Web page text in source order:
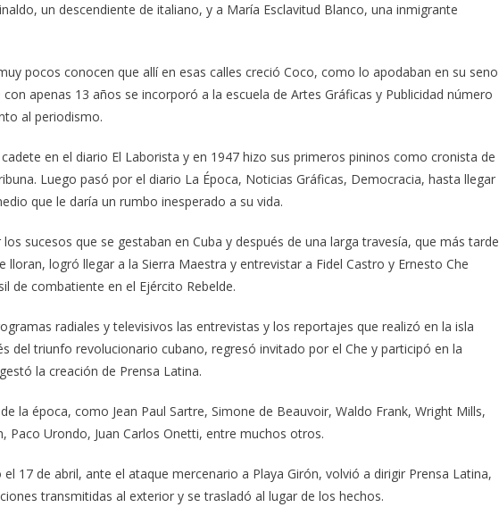
un descendiente de italiano, y a María Esclavitud Blanco, una inmigrante
pocos conocen que allí en esas calles creció Coco, como lo apodaban en su seno
apenas 13 años se incorporó a la escuela de Artes Gráficas y Publicidad número
al periodismo.
en el diario El Laborista y en 1947 hizo sus primeros pininos como cronista de
Luego pasó por el diario La Época, Noticias Gráficas, Democracia, hasta llegar
que le daría un rumbo inesperado a su vida.
sucesos que se gestaban en Cuba y después de una larga travesía, que más tarde
logró llegar a la Sierra Maestra y entrevistar a Fidel Castro y Ernesto Che
de combatiente en el Ejército Rebelde.
radiales y televisivos las entrevistas y los reportajes que realizó en la isla
del triunfo revolucionario cubano, regresó invitado por el Che y participó en la
la creación de Prensa Latina.
la época, como Jean Paul Sartre, Simone de Beauvoir, Waldo Frank, Wright Mills,
Paco Urondo, Juan Carlos Onetti, entre muchos otros.
17 de abril, ante el ataque mercenario a Playa Girón, volvió a dirigir Prensa Latina,
transmitidas al exterior y se trasladó al lugar de los hechos.